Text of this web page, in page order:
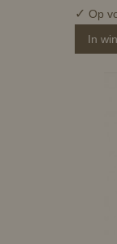
✓ Op
In